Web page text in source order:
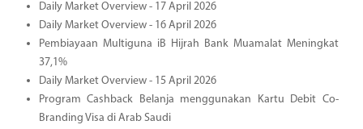
Daily Market Overview - 17 April 2026
Daily Market Overview - 16 April 2026
Pembiayaan Multiguna iB Hijrah Bank Muamalat Meningkat
37,1%
Daily Market Overview - 15 April 2026
Program Cashback Belanja menggunakan Kartu Debit Co-
Branding Visa di Arab Saudi